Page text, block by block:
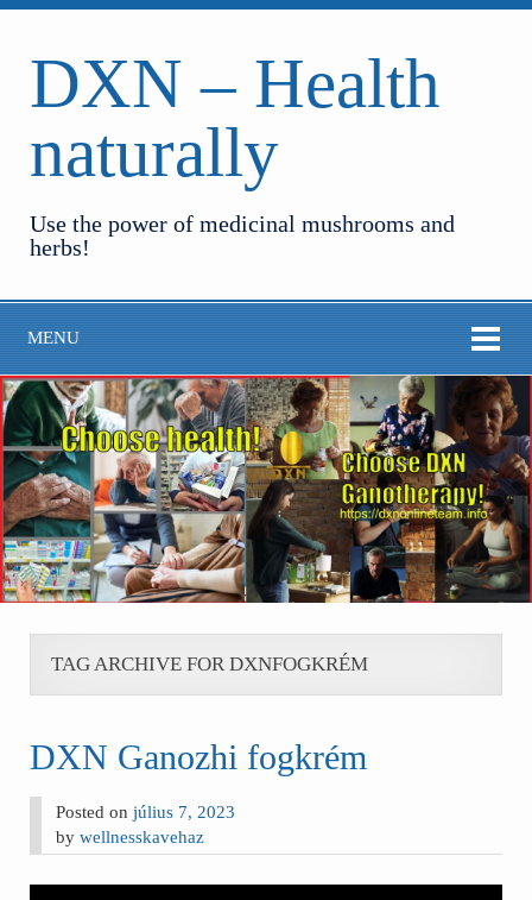
DXN – Health
naturally
Use the power of medicinal mushrooms and
herbs!
MENU
TAG ARCHIVE FOR DXNFOGKRÉM
DXN Ganozhi fogkrém
Posted onjúlius 7, 2023
bywellnesskavehaz